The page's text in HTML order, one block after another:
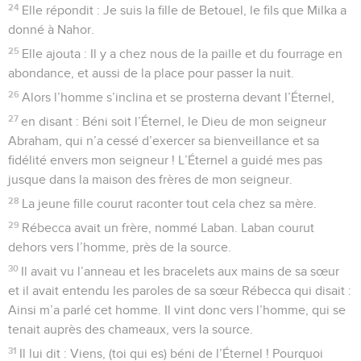
24 Elle répondit : Je suis la fille de Betouel, le fils que Milka a
donné à Nahor.
25 Elle ajouta : Il y a chez nous de la paille et du fourrage en
abondance, et aussi de la place pour passer la nuit.
26 Alors l’homme s’inclina et se prosterna devant l’Éternel,
27 en disant : Béni soit l’Éternel, le Dieu de mon seigneur
Abraham, qui n’a cessé d’exercer sa bienveillance et sa
fidélité envers mon seigneur ! L’Éternel a guidé mes pas
jusque dans la maison des frères de mon seigneur.
28 La jeune fille courut raconter tout cela chez sa mère.
29 Rébecca avait un frère, nommé Laban. Laban courut
dehors vers l’homme, près de la source.
30 Il avait vu l’anneau et les bracelets aux mains de sa sœur
et il avait entendu les paroles de sa sœur Rébecca qui disait :
Ainsi m’a parlé cet homme. Il vint donc vers l’homme, qui se
tenait auprès des chameaux, vers la source.
31 Il lui dit : Viens, (toi qui es) béni de l’Éternel ! Pourquoi